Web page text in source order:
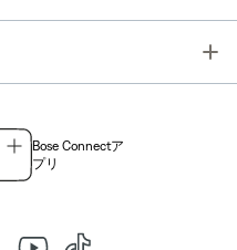
Bose Connectア
プリ